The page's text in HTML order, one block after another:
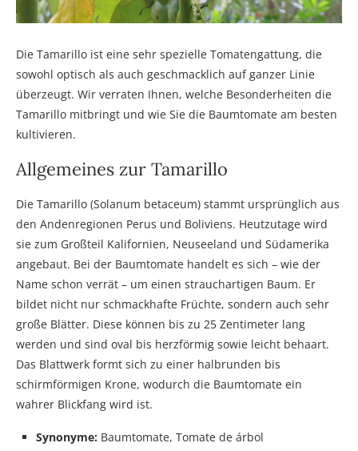
Die Tamarillo ist eine sehr spezielle Tomatengattung, die
sowohl optisch als auch geschmacklich auf ganzer Linie
überzeugt. Wir verraten Ihnen, welche Besonderheiten die
Tamarillo mitbringt und wie Sie die Baumtomate am besten
kultivieren.
Allgemeines zur Tamarillo
Die Tamarillo (Solanum betaceum) stammt ursprünglich aus
den Andenregionen Perus und Boliviens. Heutzutage wird
sie zum Großteil Kalifornien, Neuseeland und Südamerika
angebaut. Bei der Baumtomate handelt es sich – wie der
Name schon verrät – um einen strauchartigen Baum. Er
bildet nicht nur schmackhafte Früchte, sondern auch sehr
große Blätter. Diese können bis zu 25 Zentimeter lang
werden und sind oval bis herzförmig sowie leicht behaart.
Das Blattwerk formt sich zu einer halbrunden bis
schirmförmigen Krone, wodurch die Baumtomate ein
wahrer Blickfang wird ist.
Synonyme: Baumtomate, Tomate de árbol